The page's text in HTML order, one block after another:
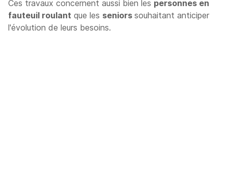
Ces travaux concernent aussi bien les personnes en
fauteuil roulant que les seniors souhaitant anticiper
l'évolution de leurs besoins.